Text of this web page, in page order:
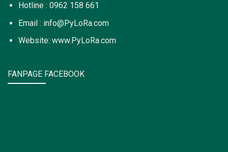
Hotline : 0962 158 661
Email : info@PyLoRa.com
Website: www.PyLoRa.com
FANPAGE FACEBOOK